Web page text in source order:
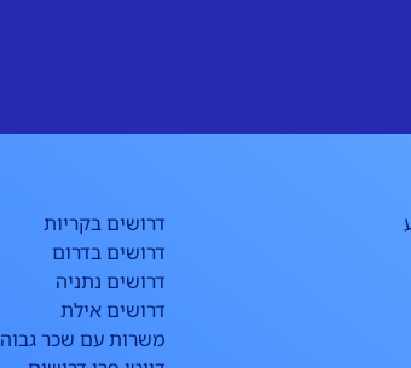
דרושים בקריות
דרושים בדרום
דרושים נתניה
דרושים אילת
משרות עם שכר גבוה